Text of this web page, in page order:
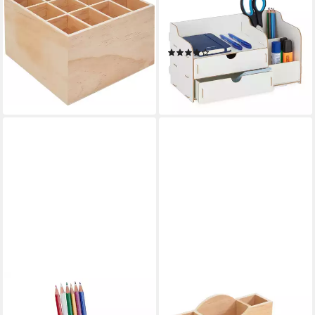
Organizer
Schreibtischorganizer holz, 12
Fächer 18 cm x 18 cm x 10
12,29 €
lieferbar - in 4-5 Werktagen bei dir
Organizer Schreibtisch
Organizer mit Schubladen,
weiß
(1)
11,99 €
-60%
lieferbar - in 2-3 Werktagen bei dir
RELAXDAYS
Organizer Stiftehalter Hase (1
Organizer